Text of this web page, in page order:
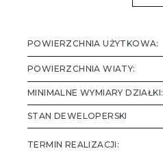
POWIERZCHNIA UŻYTKOWA:
POWIERZCHNIA WIATY:
MINIMALNE WYMIARY DZIAŁKI:
STAN DEWELOPERSKI
TERMIN REALIZACJI: